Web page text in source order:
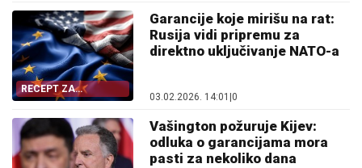
RECEPT ZA
ESKALACIJU
Garancije koje mirišu na rat:
Rusija vidi pripremu za
direktno uključivanje NATO-a
03.02.2026. 14:01 0
Vašington požuruje Kijev:
odluka o garancijama mora
pasti za nekoliko dana